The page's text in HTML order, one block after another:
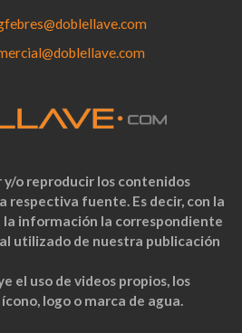
o reproducir los contenidos
respectiva fuente. Es decir, con la
la información la correspondiente
utilizado de nuestra publicación
el uso de videos propios, los
logo o marca de agua.